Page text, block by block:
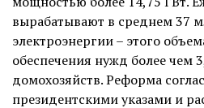
вырабатывают в среднем 37
электроэнергии – этого
обеспечения нужд более чем
домохозяйств. Реформа
президентскими указами и